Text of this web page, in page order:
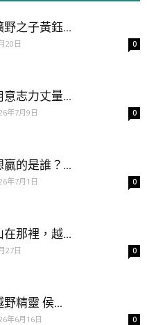
野之子黃鈺...
20日 0
意志力丈量...
年7月9日 0
贏的是誰？...
年7月1日 0
在那裡，越...
27日 0
野精靈 侯...
年6月16日 0